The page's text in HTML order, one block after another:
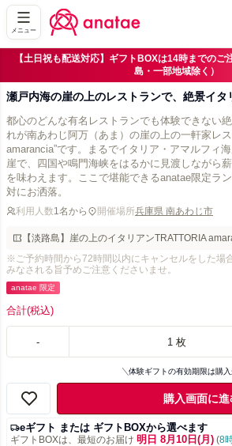
メニュー
【土日祝も配送対応】ギフトBOXは14時までの
島・一部地域除く）
瀬戸内海の崖の上のレストランで、絶景イタ
都心のどんな有名レストランでも体験できない
れが南あわじ阿万（あま）の崖の上の一軒家レ
amarancia”です。まるでイタリア・アマルフィ
崖で、四国や鳴門海峡をはるかに見渡しながら
を味わえます。ここで堪能できるanatae限定ラ
対にお洒落。
利用人数1名から 開催場所兵庫県 南あわじ市
【淡路島】崖の上のイタリアンTRATTORIA
※ご予約時間から72時間以内にキャンセルをした場
みなされる旨予めご注意くださいませ。
anatae 限定
合計(税込)
- 1 枚
体験ギフトの有効期限は購入
購入画面に進
eギフト または ギフトBOXから選べます
ギフトBOXは、最短のお届け 明日 8月10日(月) (8